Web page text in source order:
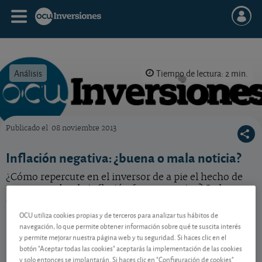
Análisis Tiempo de lectura: 2 min.
Publicado el 08 noviembre 2013
Inflación negativa: ¿buena o mala noticia?
¿Cómo repercute en el inversor de a pie el hecho de
que en octubre la inflación fuera negativa? Se lo
Contenido reservado a SOCIOS
OCU utiliza cookies propias y de terceros para analizar tus hábitos de
navegación, lo que permite obtener información sobre qué te suscita interés
y permite mejorar nuestra página web y tu seguridad. Si haces clic en el
botón "Aceptar todas las cookies" aceptarás la implementación de las cookies
y solo entonces se implantarán. Si haces clic en "Configuración de cookies"